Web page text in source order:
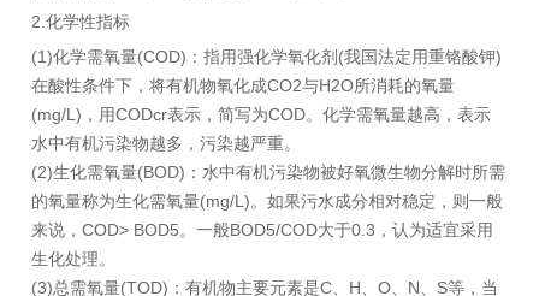
2.化学性指标
(1)化学需氧量(COD)：指用强化学氧化剂(我国法定用重铬酸钾)
在酸性条件下，将有机物氧化成CO2与H2O所消耗的氧量
(mg/L)，用CODcr表示，简写为COD。化学需氧量越高，表示
水中有机污染物越多，污染越严重。
(2)生化需氧量(BOD)：水中有机污染物被好氧微生物分解时所需
的氧量称为生化需氧量(mg/L)。如果污水成分相对稳定，则一般
来说，COD> BOD5。一般BOD5/COD大于0.3，认为适宜采用
生化处理。
(3)总需氧量(TOD)：有机物主要元素是C、H、O、N、S等，当